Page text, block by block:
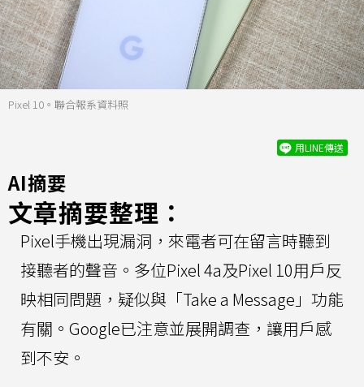
Pixel 10。聯合報系資料照
用LINE傳送
AI摘要
文章摘要整理：
Pixel手機出現漏洞，來電者可在留言時聽到
接聽者的聲音。多位Pixel 4a及Pixel 10用戶反
映相同問題，疑似與「Take a Message」功能
有關。Google已注意並展開調查，讓用戶感
到不安。